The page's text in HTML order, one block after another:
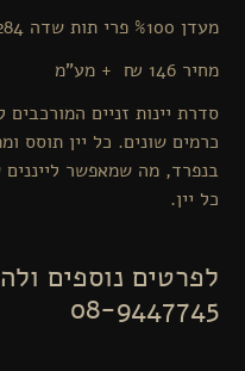
מעדן %100 פרי תות שדה 284 מ"ל
מחיר 146 ₪ + מע"מ
סדרת יינות זניים
כרמים שונים. כל יין תוסס
בנפרד, מה שמאפשר
כל יין.
לפרטים נוספים
08-9447745